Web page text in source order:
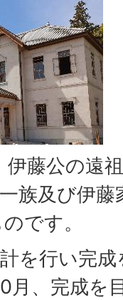
藤公の遠
族及び伊
です。
を行い完
月、完成を